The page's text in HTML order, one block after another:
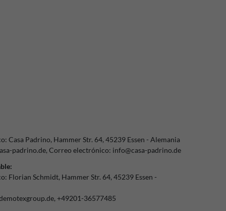
Casa Padrino Hammer Str. 64 45239 Essen
Alemania
padrino.de Correo electrónico: info@casa-padrino.de
Florian Schmidt Hammer Str. 64 45239 Essen
+49201-36577485